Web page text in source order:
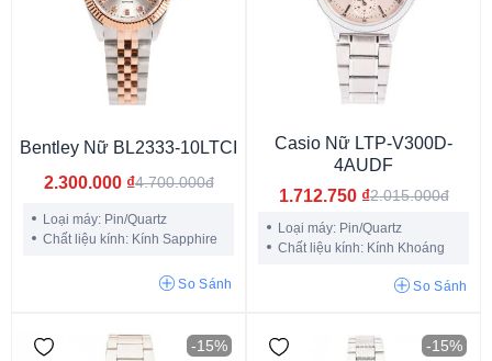
Casio W-218 Casio AQ-230
Casio AE 1500WH
G-Shock GW-A1000
G-Shock GW-9500
Casio MW 240
G-SQUAD GBD-H2000 G-SQUAD DW-H5600
GPR-H1000
G-Shock GW-9400 Edifice EF-539D
Casio AE1200
Casio MTP 1374
Casio LRW-200H
Bentley Nữ BL2333-10LTCI
2.300.000 ₫4.700.000đ
Loại máy: Pin/Quartz
Chất liệu kính: Kính Sapphire
So Sánh
Casio Nữ LTP-V300D-
4AUDF
1.712.750 ₫2.015.000đ
Loại máy: Pin/Quartz
Chất liệu kính: Kính Khoáng
So Sánh
-15% -15%